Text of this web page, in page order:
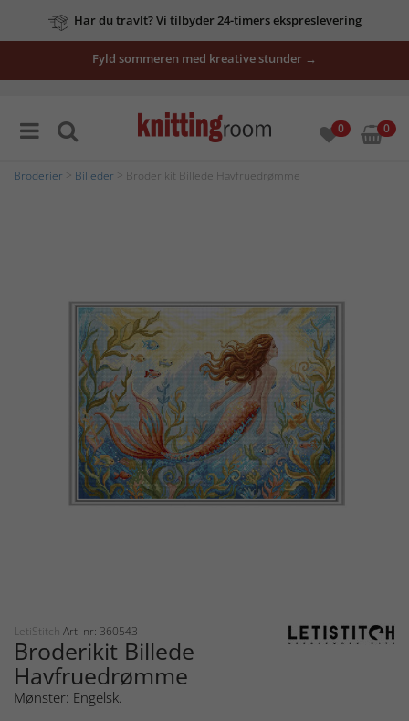
Har du travlt? Vi tilbyder 24-timers ekspreslevering
Fyld sommeren med kreative stunder →
0 0
Broderier Billeder > Broderikit Billede Havfruedrømme
LetiStitch Art. nr: 360543
Broderikit Billede
Havfruedrømme
Mønster: Engelsk.